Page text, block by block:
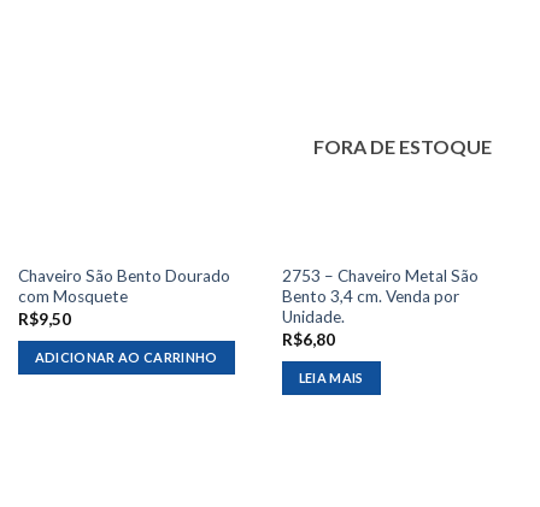
Chaveiro São Bento Dourado
com Mosquete
R$9,50
ADICIONAR AO CARRINHO
FORA DE ESTOQUE
2753 – Chaveiro Metal São
Bento 3,4 cm. Venda por
Unidade.
R$6,80
LEIA MAIS